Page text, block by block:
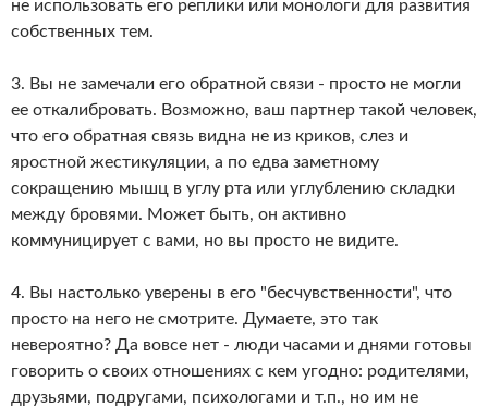
не использовать его реплики или монологи для развития
собственных тем.
3. Вы не замечали его обратной связи - просто не могли
ее откалибровать. Возможно, ваш партнер такой человек,
что его обратная связь видна не из криков, слез и
яростной жестикуляции, а по едва заметному
сокращению мышц в углу рта или углублению складки
между бровями. Может быть, он активно
коммуницирует с вами, но вы просто не видите.
4. Вы настолько уверены в его "бесчувственности", что
просто на него не смотрите. Думаете, это так
невероятно? Да вовсе нет - люди часами и днями готовы
говорить о своих отношениях с кем угодно: родителями,
друзьями, подругами, психологами и т.п., но им не